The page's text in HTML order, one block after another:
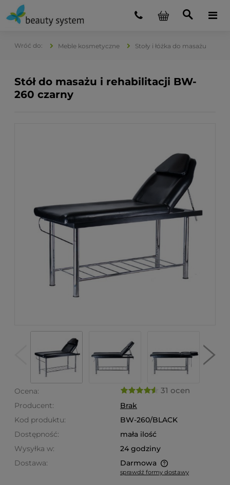
Meble kosmetyczne Stoły i łóżka do masażu
Stół do masażu i rehabilitacji BW-
260 czarny
Ocena: 31 ocen
Producent:
Brak
Kod produktu:
BW-260/BLACK
Dostępność:
mała ilość
Wysyłka w:
24 godziny
Dostawa:
Darmowa
Cena nie zawiera ewentualnych kosztów płatności
sprawdź formy dostawy